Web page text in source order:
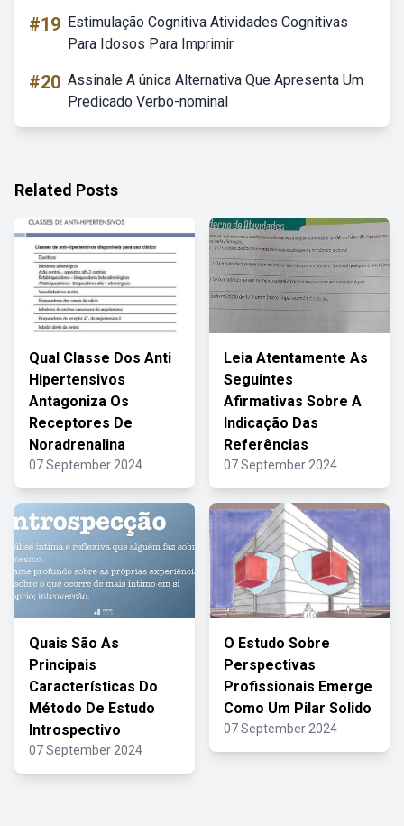
#19 Estimulação Cognitiva Atividades Cognitivas
Para Idosos Para Imprimir
#20 Assinale A única Alternativa Que Apresenta Um
Predicado Verbo-nominal
Related Posts
Qual Classe Dos Anti
Hipertensivos
Antagoniza Os
Receptores De
Noradrenalina
07 September 2024
Leia Atentamente As
Seguintes
Afirmativas Sobre A
Indicação Das
Referências
07 September 2024
Quais São As
Principais
Características Do
Método De Estudo
Introspectivo
07 September 2024
O Estudo Sobre
Perspectivas
Profissionais Emerge
Como Um Pilar Solido
07 September 2024